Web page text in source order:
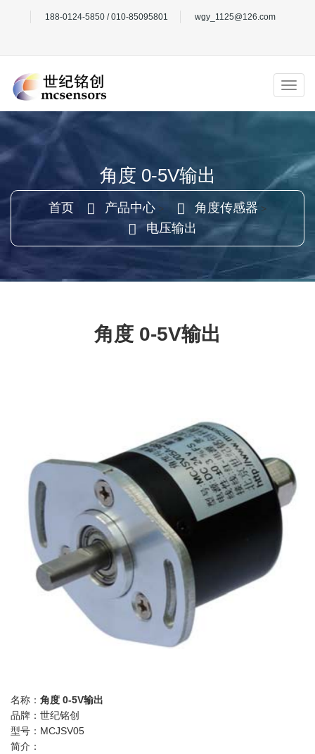
188-0124-5850 / 010-85095801 wgy_1125@126.com
角度 0-5V输出
首页 产品中心 > 角度传感器 >
电压输出
角度 0-5V输出
名称： 角度 0-5V输出
品牌：世纪铭创
型号：MCJSV05
简介：